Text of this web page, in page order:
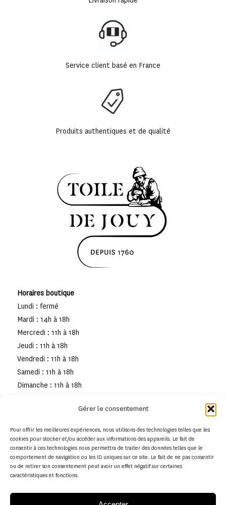
Gérer le consentement
Pour offrir les meilleures expériences, nous utilisons des technologies telles que les
cookies pour stocker et/ou accéder aux informations des appareils. Le fait de
consentir à ces technologies nous permettra de traiter des données telles que le
comportement de navigation ou les ID uniques sur ce site. Le fait de ne pas consentir
ou de retirer son consentement peut avoir un effet négatif sur certaines
caractéristiques et fonctions.
Service client basé en France
Produits authentiques et de qualité
Horaires boutique
Lundi : fermé
Mardi : 14h à 18h
Mercredi : 11h à 18h
Jeudi : 11h à 18h
Vendredi : 11h à 18h
Samedi : 11h à 18h
Dimanche : 11h à 18h